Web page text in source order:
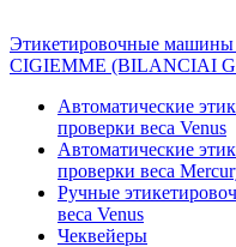
Этикетировочные машины
CIGIEMME (BILANCIAI
Автоматические
проверки веса Venus
Автоматические
проверки веса
Ручные
веса Venus
Чеквейеры